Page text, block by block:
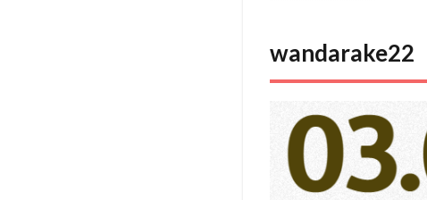
2
wandarake22
3
wandarake22
イベント情報